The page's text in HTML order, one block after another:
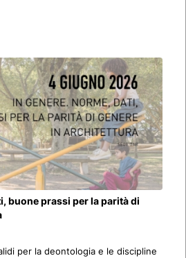
buone prassi per la parità di
per la deontologia e le discipline